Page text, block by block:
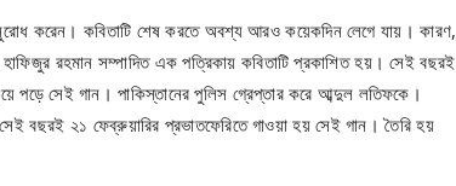
করেন। কবিতাটি শেষ করতে অবশ্য আরও কয়েকদিন লেগে যায়। কারণ,
রহমান সম্পাদিত এক পত্রিকায় কবিতাটি প্রকাশিত হয়। সেই বছরই
পড়ে সেই গান। পাকিস্তানের পুলিস গ্রেপ্তার করে আব্দুল লতিফকে।
বছরই ২১ ফেব্রুয়ারির প্রভাতফেরিতে গাওয়া হয় সেই গান। তৈরি হয়